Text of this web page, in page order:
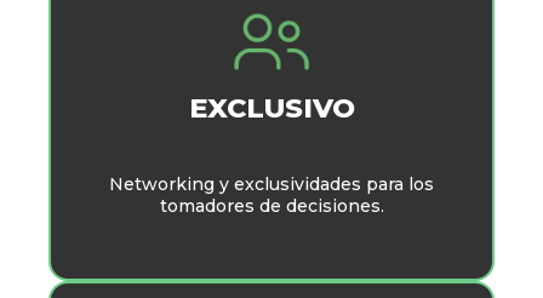
EXCLUSIVO
Networking y exclusividades para los
tomadores de decisiones.